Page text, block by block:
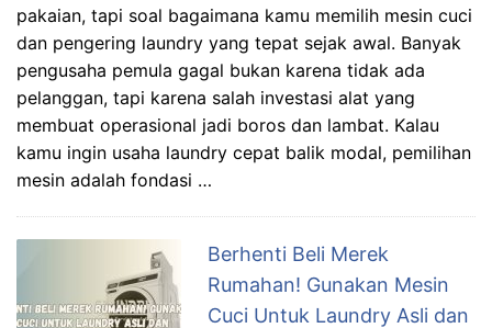
pakaian, tapi soal bagaimana kamu memilih mesin cuci
dan pengering laundry yang tepat sejak awal. Banyak
pengusaha pemula gagal bukan karena tidak ada
pelanggan, tapi karena salah investasi alat yang
membuat operasional jadi boros dan lambat. Kalau
kamu ingin usaha laundry cepat balik modal, pemilihan
mesin adalah fondasi …
Berhenti Beli Merek
Rumahan! Gunakan Mesin
Cuci Untuk Laundry Asli dan